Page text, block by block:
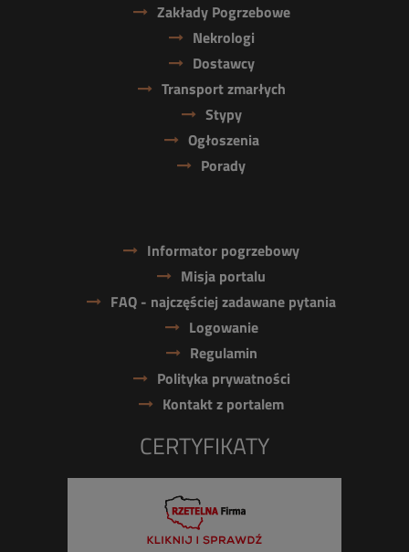
Zakłady Pogrzebowe
Nekrologi
Dostawcy
Transport zmarłych
Stypy
Ogłoszenia
Porady
Informator pogrzebowy
Misja portalu
FAQ - najczęściej zadawane pytania
Logowanie
Regulamin
Polityka prywatności
Kontakt z portalem
CERTYFIKATY